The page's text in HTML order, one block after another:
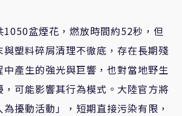
1050盆煙花，燃放時間約52秒，但
塑料碎屑清理不徹底，存在長期殘
中產生的強光與巨響，也對當地野生
可能影響其行為模式。大陸官方將
擾動活動」，短期直接污染有限，